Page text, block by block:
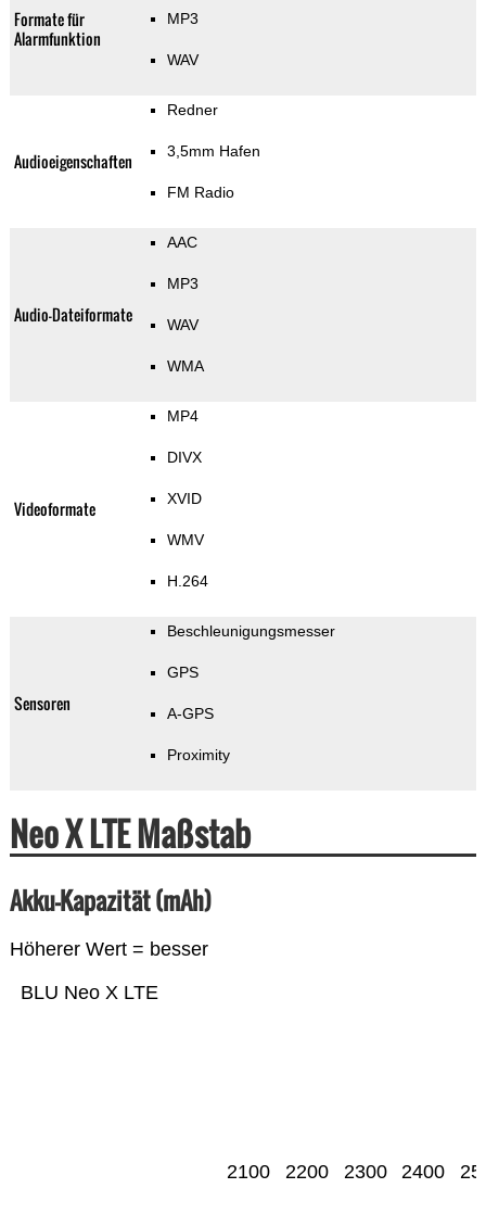
Formate für
Alarmfunktion
MP3
WAV
Audioeigenschaften
Redner
3,5mm Hafen
FM Radio
Audio-Dateiformate
AAC
MP3
WAV
WMA
Videoformate
MP4
DIVX
XVID
WMV
H.264
Sensoren
Beschleunigungsmesser
GPS
A-GPS
Proximity
Neo X LTE Maßstab
Akku-Kapazität (mAh)
Höherer Wert = besser
BLU Neo X LTE
2100 2200 2300 2400